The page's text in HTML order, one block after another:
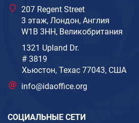
207 Regent Street
3 этаж, Лондон, Англия
W1B 3HH, Великобритания
1321 Upland Dr.
# 3819
Хьюстон, Техас 77043, США
info@idaoffice.org
СОЦИАЛЬНЫЕ СЕТИ